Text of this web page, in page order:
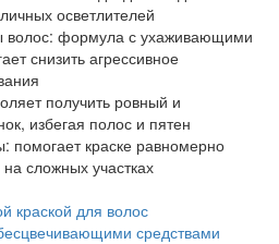
осветлителей
волос: формула с ухаживающими
снизить агрессивное
получить ровный и
избегая полос и пятен
помогает краске равномерно
сложных участках
краской для волос
средствами